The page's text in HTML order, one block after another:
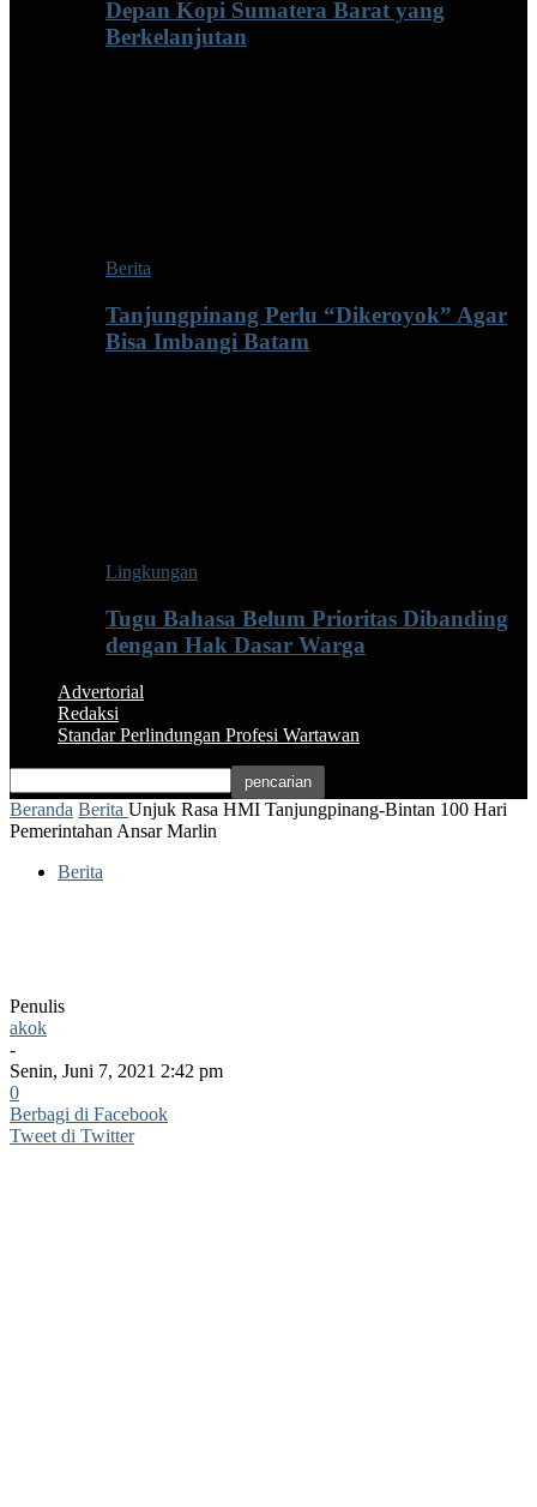
Depan Kopi Sumatera Barat yang
Berkelanjutan
Berita
Tanjungpinang Perlu “Dikeroyok” Agar
Bisa Imbangi Batam
Lingkungan
Tugu Bahasa Belum Prioritas Dibanding
dengan Hak Dasar Warga
Advertorial
Redaksi
Standar Perlindungan Profesi Wartawan
Beranda Berita Unjuk Rasa HMI Tanjungpinang-Bintan 100 Hari
Pemerintahan Ansar Marlin
Berita
Penulis
akok
-
Senin, Juni 7, 2021 2:42 pm
0
Berbagi di Facebook
Tweet di Twitter